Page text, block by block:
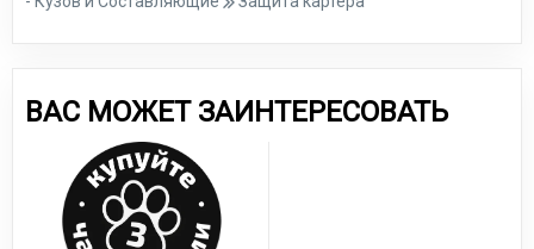
ВАС МОЖЕТ ЗАИНТЕРЕСОВАТЬ